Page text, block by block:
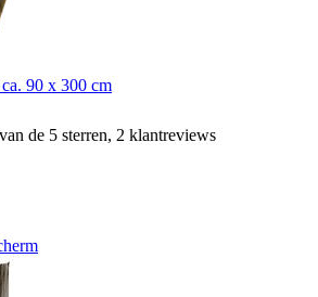
90 x 300 cm
de 5 sterren, 2 klantreviews